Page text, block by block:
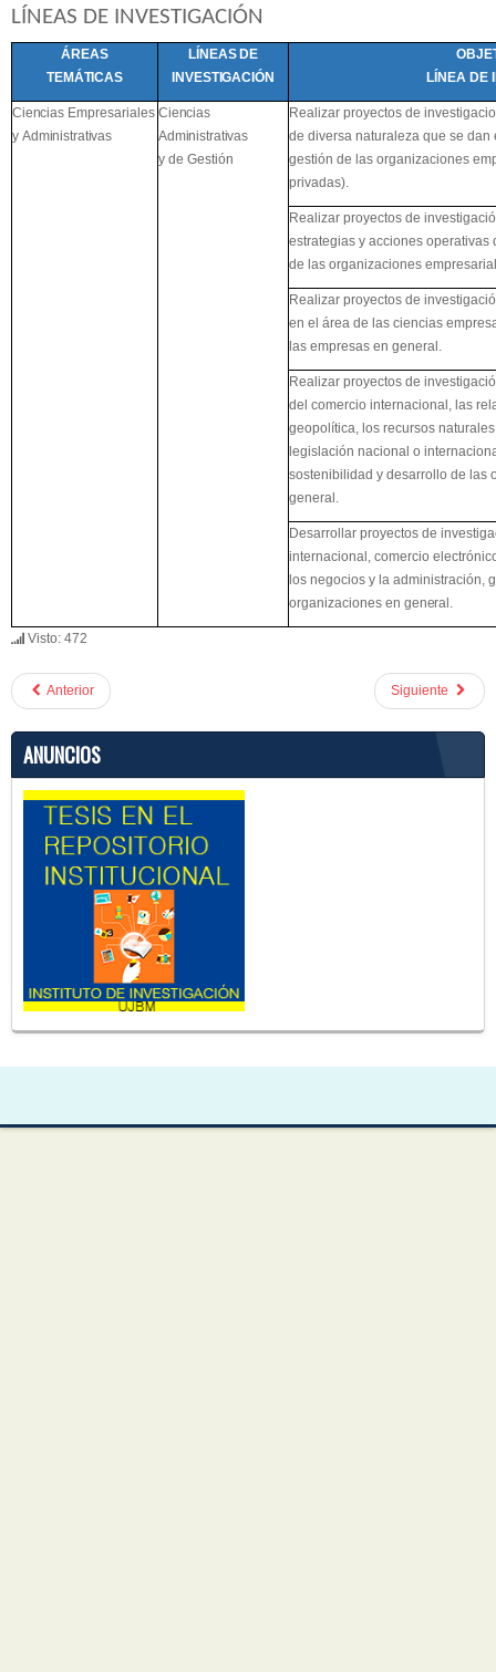
LÍNEAS DE INVESTIGACIÓN
ÁREAS
TEMÁTICAS
LÍNEAS DE
INVESTIGACIÓN
LÍNEA DE
Ciencias Empresariales
y Administrativas
Ciencias
Administrativas
y de Gestión
Realizar proyectos de
de diversa naturaleza que se
gestión de las organizaciones
privadas).
Realizar proyectos de
estrategias y acciones
de las organizaciones
Realizar proyectos de
en el área de las ciencias
las empresas en general.
Realizar proyectos de
del comercio internacional, las
geopolítica, los recursos
legislación nacional o
sostenibilidad y desarrollo de las
general.
Desarrollar proyectos de
internacional, comercio
los negocios y la administración,
organizaciones en general.
Visto: 472
Anterior Siguiente
ANUNCIOS